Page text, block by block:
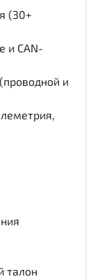
(30+
и CAN-
и
талон